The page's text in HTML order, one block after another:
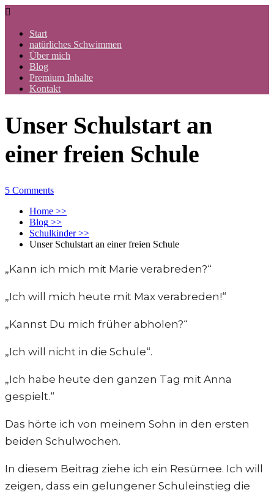

Start
natürliches Schwimmen
Über mich
Blog
Premium Inhalte
Kontakt
Unser Schulstart an
einer freien Schule
5 Comments
Home >>
Blog >>
Schulkinder>>
Unser Schulstart an einer freien Schule
„Kann ich mich mit Marie verabreden?“
„Ich will mich heute mit Max verabreden!“
„Kannst Du mich früher abholen?“
„Ich will nicht in die Schule“.
„Ich habe heute den ganzen Tag mit Anna
gespielt.“
Das hörte ich von meinem Sohn in den ersten
beiden Schulwochen.
In diesem Beitrag ziehe ich ein Resümee. Ich will
zeigen, dass ein gelungener Schuleinstieg die